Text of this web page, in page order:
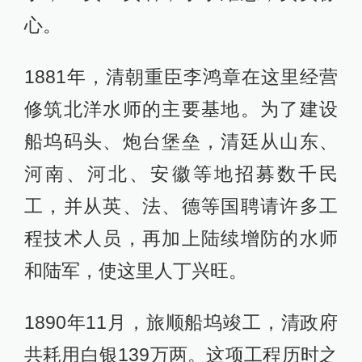
心。
1881年，清朝重臣李鸿章在这里经营
修筑北洋水师的主要基地。为了建设
船坞码头、炮台堡垒，清廷从山东、
河南、河北、安徽等地招募数千民
工，并从英、法、德等国聘请许多工
程技术人员，再加上陆续增防的水师
和陆军，使这里人丁兴旺。
1890年11月，旅顺船坞竣工，清政府
共耗用白银139万两。这项工程历时之